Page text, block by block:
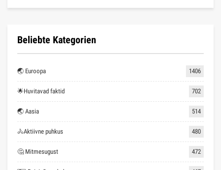
Beliebte Kategorien
🌏 Euroopa 1406
🌟Huvitavad faktid 702
🌏 Aasia 514
🚴Aktiivne puhkus 480
🤔 Mitmesugust 472